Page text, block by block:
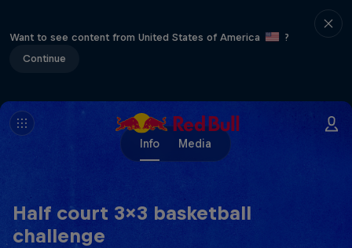
Want to see content from United States of America
?
Continue
Info Media
Half court 3x3 basketball
challenge